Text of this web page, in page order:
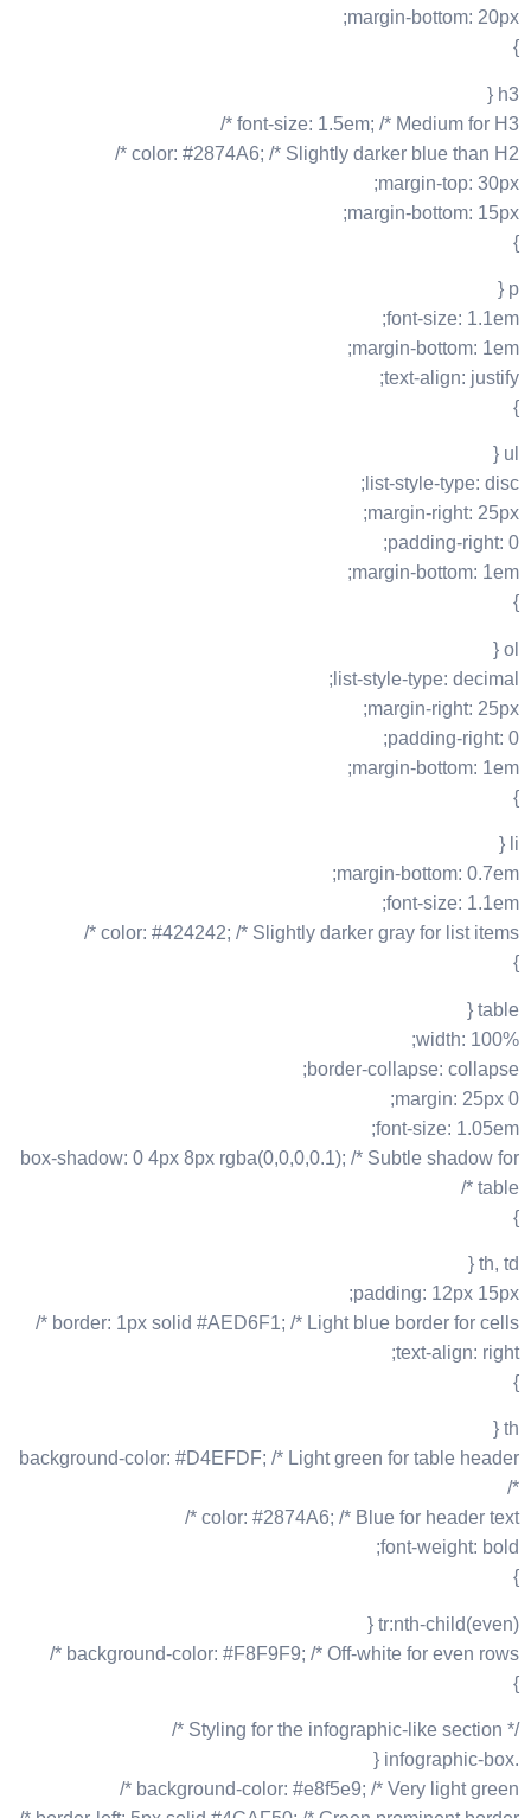
margin-bottom: 20px;
}
h3 {
font-size: 1.5em; /* Medium for H3 */
color: #2874A6; /* Slightly darker blue than H2 */
margin-top: 30px;
margin-bottom: 15px;
}
p {
font-size: 1.1em;
margin-bottom: 1em;
text-align: justify;
}
ul {
list-style-type: disc;
margin-right: 25px;
padding-right: 0;
margin-bottom: 1em;
}
ol {
list-style-type: decimal;
margin-right: 25px;
padding-right: 0;
margin-bottom: 1em;
}
li {
margin-bottom: 0.7em;
font-size: 1.1em;
color: #424242; /* Slightly darker gray for list items */
}
table {
width: 100%;
border-collapse: collapse;
margin: 25px 0;
font-size: 1.05em;
box-shadow: 0 4px 8px rgba(0,0,0,0.1); /* Subtle shadow for
table */
}
th, td {
padding: 12px 15px;
border: 1px solid #AED6F1; /* Light blue border for cells */
text-align: right;
}
th {
background-color: #D4EFDF; /* Light green for table header
*/
color: #2874A6; /* Blue for header text */
font-weight: bold;
}
tr:nth-child(even) {
background-color: #F8F9F9; /* Off-white for even rows */
}
/* Styling for the infographic-like section */
.infographic-box {
background-color: #e8f5e9; /* Very light green */